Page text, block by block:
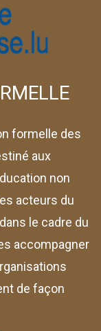
formelle des
aux
non
acteurs du
le cadre du
accompagner
de façon